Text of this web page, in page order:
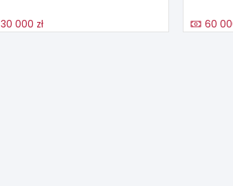
30 000 zł 60